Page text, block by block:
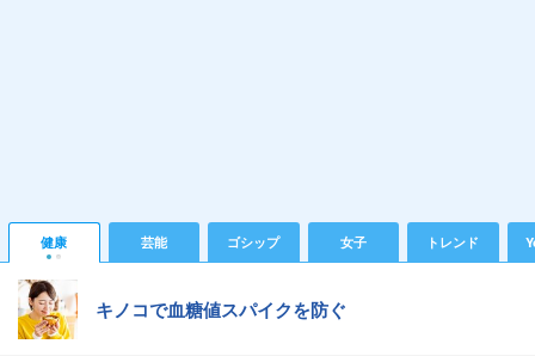
健康 芸能 ゴシップ 女子 トレンド
キノコで血糖値スパイクを防ぐ